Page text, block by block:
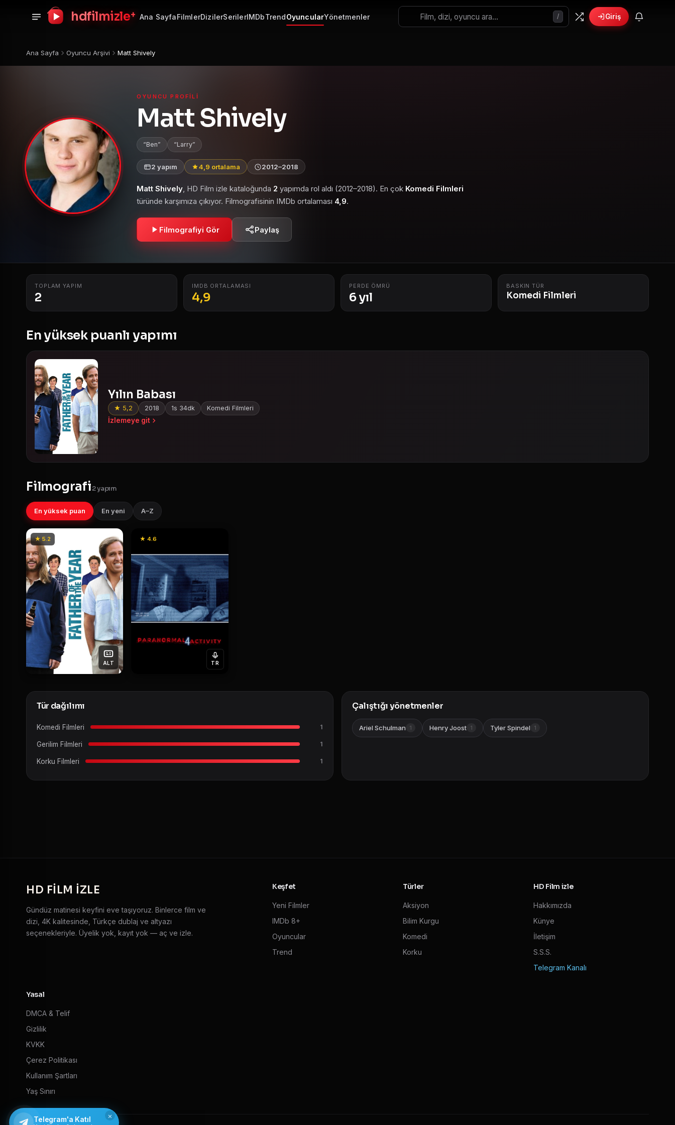
hdfilmizle+ Ana SayfaFilmlerDizilerSerilerIMDbTrendOyuncularYönetmenler / Giriş
Ana Sayfa Oyuncu Arşivi Matt Shively
OYUNCU PROFILI
Matt Shively
Ben Larry
2 yapım 4,9 ortalama 2012–2018
Matt Shively, HD Film izle kataloğunda 2 yapımda rol aldı (2012–2018). En çok Komedi Filmleri
türünde karşımıza çıkıyor. Filmografisinin IMDb ortalaması 4,9.
Filmografiyi Gör Paylaş
TOPLAM YAPIM
2
IMDB ORTALAMASI
4,9
PERDE ÖMRÜ
6 yıl
BASKIN TÜR
Komedi Filmleri
En yüksek puanlı yapımı
Yılın Babası
★ 5,2 2018 1s 34dk Komedi Filmleri
İzlemeye git
Filmografi2 yapım
En yüksek puan En yeni A–Z
★ 5.2
ALT
★ 4.6
TR
Tür dağılımı
Komedi Filmleri 1
Gerilim Filmleri 1
Korku Filmleri 1
Çalıştığı yönetmenler
Ariel Schulman 1 Henry Joost 1 Tyler Spindel 1
HD FILM IZLE
Gündüz matinesi keyfini eve taşıyoruz. Binlerce film ve
dizi, 4K kalitesinde, Türkçe dublaj ve altyazı
seçenekleriyle. Üyelik yok, kayıt yok — aç ve izle.
Keşfet
Yeni Filmler
IMDb 8+
Oyuncular
Trend
Türler
Aksiyon
Bilim Kurgu
Komedi
Korku
HD Film izle
Hakkımızda
Künye
İletişim
S.S.S.
Telegram Kanalı
Yasal
DMCA & Telif
Gizlilik
KVKK
Çerez Politikası
Kullanım Şartları
Yaş Sınırı
Telegram'a Katıl ×